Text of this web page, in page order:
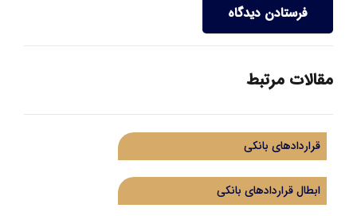
فرستادن دیدگاه
مقالات مرتبط
قراردادهای بانکی
ابطال قراردادهای بانکی